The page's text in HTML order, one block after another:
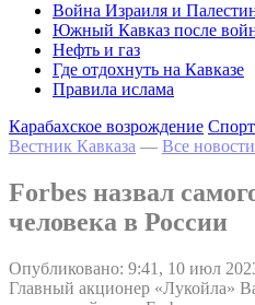
Война Израиля и
Южный Кавказ после
Нефть и газ
Где отдохнуть на Кавказе
Правила ислама
Карабахское возрождение Спорт
Вестник Кавказа — Все новости
Forbes назвал
человека в России
Опубликовано: 9:41, 10 июл
Главный акционер «Лукойла»